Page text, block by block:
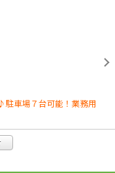
駐車場７台可能！業務用